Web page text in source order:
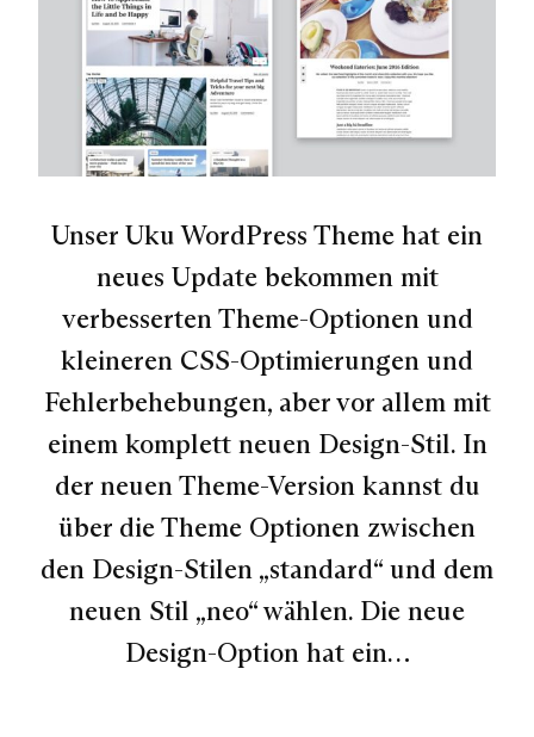
Unser Uku WordPress Theme hat ein
neues Update bekommen mit
verbesserten Theme-Optionen und
kleineren CSS-Optimierungen und
Fehlerbehebungen, aber vor allem mit
einem komplett neuen Design-Stil. In
der neuen Theme-Version kannst du
über die Theme Optionen zwischen
den Design-Stilen „standard“ und dem
neuen Stil „neo“ wählen. Die neue
Design-Option hat ein…